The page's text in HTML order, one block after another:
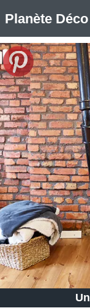
Planète Déco
🛍︎ Shop Planète
Appartement
Design Suédois En
Idées Déco En 10
Maison En Ville
Tendance
La Décoration
Les Trouvailles
Maison
Maison Container/
Maison Et
Petite Surface
Revue De Week